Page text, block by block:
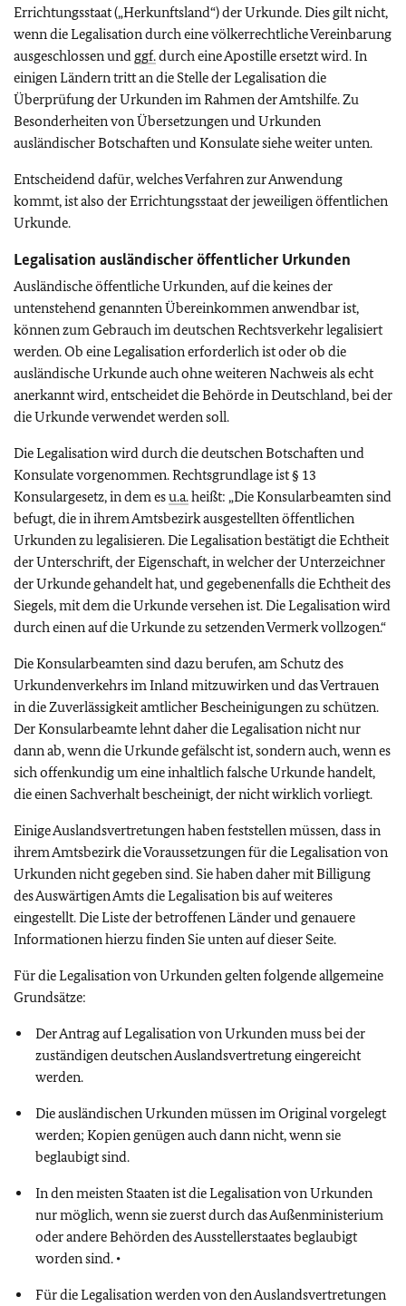
Errichtungsstaat („Herkunftsland“) der Urkunde. Dies gilt nicht,
wenn die Legalisation durch eine völkerrechtliche Vereinbarung
ausgeschlossen und ggf.durch eine Apostille ersetzt wird. In
einigen Ländern tritt an die Stelle der Legalisation die
Überprüfung der Urkunden im Rahmen der Amtshilfe. Zu
Besonderheiten von Übersetzungen und Urkunden
ausländischer Botschaften und Konsulate siehe weiter unten.
Entscheidend dafür, welches Verfahren zur Anwendung
kommt, ist also der Errichtungsstaat der jeweiligen öffentlichen
Urkunde.
Legalisation ausländischer öffentlicher Urkunden
Ausländische öffentliche Urkunden, auf die keines der
untenstehend genannten Übereinkommen anwendbar ist,
können zum Gebrauch im deutschen Rechtsverkehr legalisiert
werden. Ob eine Legalisation erforderlich ist oder ob die
ausländische Urkunde auch ohne weiteren Nachweis als echt
anerkannt wird, entscheidet die Behörde in Deutschland, bei der
die Urkunde verwendet werden soll.
Die Legalisation wird durch die deutschen Botschaften und
Konsulate vorgenommen. Rechtsgrundlage ist § 13
Konsulargesetz, in dem esu.a.heißt: „Die Konsularbeamten sind
befugt, die in ihrem Amtsbezirk ausgestellten öffentlichen
Urkunden zu legalisieren. Die Legalisation bestätigt die Echtheit
der Unterschrift, der Eigenschaft, in welcher der Unterzeichner
der Urkunde gehandelt hat, und gegebenenfalls die Echtheit des
Siegels, mit dem die Urkunde versehen ist. Die Legalisation wird
durch einen auf die Urkunde zu setzenden Vermerk vollzogen.“
Die Konsularbeamten sind dazu berufen, am Schutz des
Urkundenverkehrs im Inland mitzuwirken und das Vertrauen
in die Zuverlässigkeit amtlicher Bescheinigungen zu schützen.
Der Konsularbeamte lehnt daher die Legalisation nicht nur
dann ab, wenn die Urkunde gefälscht ist, sondern auch, wenn es
sich offenkundig um eine inhaltlich falsche Urkunde handelt,
die einen Sachverhalt bescheinigt, der nicht wirklich vorliegt.
Einige Auslandsvertretungen haben feststellen müssen, dass in
ihrem Amtsbezirk die Voraussetzungen für die Legalisation von
Urkunden nicht gegeben sind. Sie haben daher mit Billigung
des Auswärtigen Amts die Legalisation bis auf weiteres
eingestellt. Die Liste der betroffenen Länder und genauere
Informationen hierzu finden Sie unten auf dieser Seite.
Für die Legalisation von Urkunden gelten folgende allgemeine
Grundsätze:
Der Antrag auf Legalisation von Urkunden muss bei der
zuständigen deutschen Auslandsvertretung eingereicht
werden.
Die ausländischen Urkunden müssen im Original vorgelegt
werden; Kopien genügen auch dann nicht, wenn sie
beglaubigt sind.
In den meisten Staaten ist die Legalisation von Urkunden
nur möglich, wenn sie zuerst durch das Außenministerium
oder andere Behörden des Ausstellerstaates beglaubigt
worden sind. •
Für die Legalisation werden von den Auslandsvertretungen